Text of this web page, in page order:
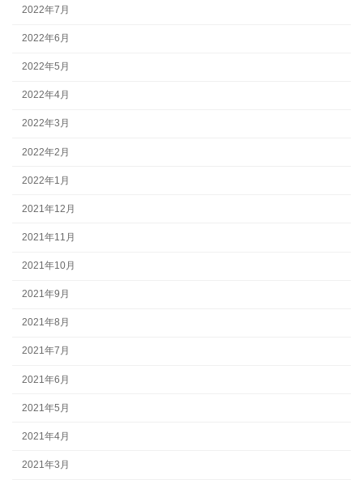
2022年7月
2022年6月
2022年5月
2022年4月
2022年3月
2022年2月
2022年1月
2021年12月
2021年11月
2021年10月
2021年9月
2021年8月
2021年7月
2021年6月
2021年5月
2021年4月
2021年3月